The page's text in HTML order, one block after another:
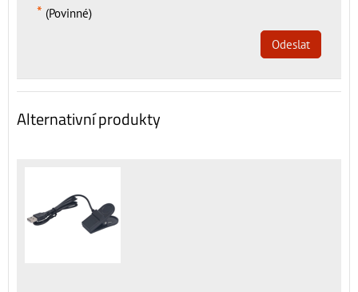
* (Povinné)
Odeslat
Alternativní produkty